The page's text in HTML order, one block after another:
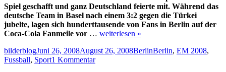
Spiel geschafft und ganz Deutschland feierte mit. Während das
deutsche Team in Basel nach einem 3:2 gegen die Türkei
jubelte, lagen sich hunderttausende von Fans in Berlin auf der
Coca-Cola Fanmeile vor … weiterlesen »
Autor
bilderblogVeröffentlicht
am
Juni 26, 2008August 26, 2008Kategorien
BerlinSchlagwörter
Berlin, EM 2008,
Fussball, Sport1 Kommentarzu